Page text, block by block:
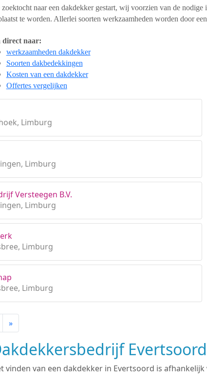
zoektocht naar een dakdekker gestart, wij voorzien van de
te worden. Allerlei soorten werkzaamheden worden door
direct naar:
werkzaamheden dakdekker
Soorten dakbedekkingen
Kosten van een dakdekker
Offertes vergelijken
Limburg
Limburg
Versteegen B.V.
Limburg
Limburg
Limburg
»
vinden van een dakdekker in Evertsoord is